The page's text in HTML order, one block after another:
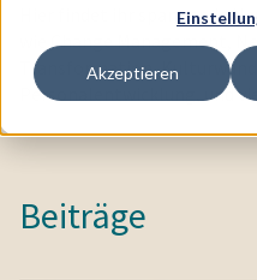
Akzeptieren
Hier findet ihr spannende
wie Change Management,
Transformation,
Personalentwicklung, und
Beiträge